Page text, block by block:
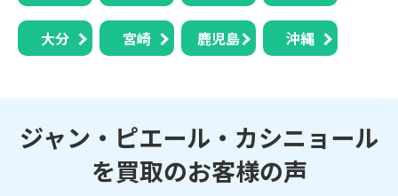
大分 宮崎 鹿児島 沖縄
ジャン・ピエール・カシニョール
を買取のお客様の声